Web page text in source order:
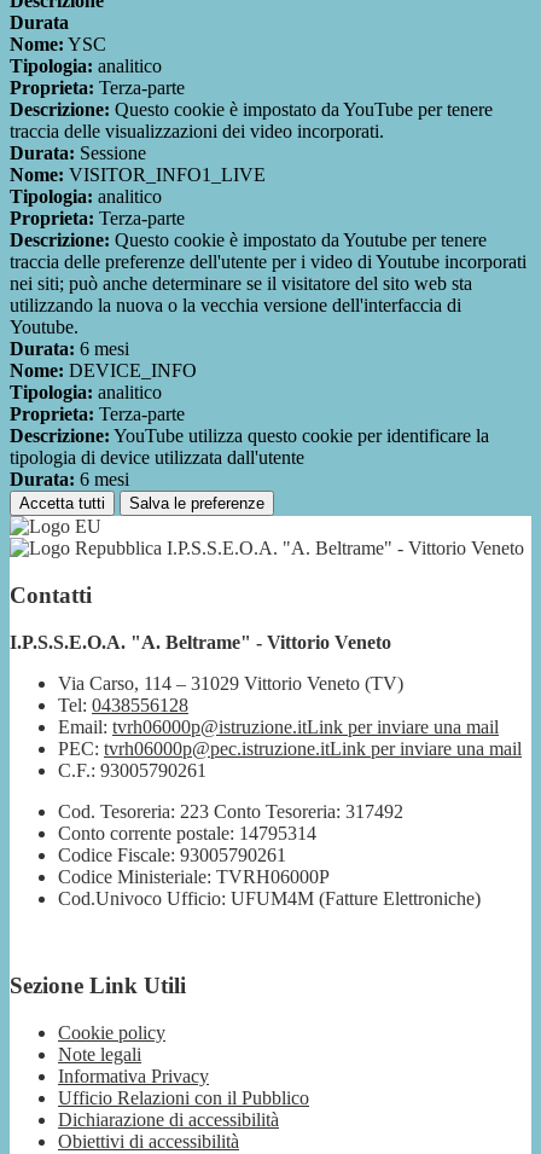
Durata
Nome: YSC
Tipologia: analitico
Proprieta: Terza-parte
Descrizione: Questo cookie è impostato da YouTube per tenere
traccia delle visualizzazioni dei video incorporati.
Durata: Sessione
Nome: VISITOR_INFO1_LIVE
Tipologia: analitico
Proprieta: Terza-parte
Descrizione: Questo cookie è impostato da Youtube per tenere
traccia delle preferenze dell'utente per i video di Youtube incorporati
nei siti; può anche determinare se il visitatore del sito web sta
utilizzando la nuova o la vecchia versione dell'interfaccia di
Youtube.
Durata: 6 mesi
Nome: DEVICE_INFO
Tipologia: analitico
Proprieta: Terza-parte
Descrizione: YouTube utilizza questo cookie per identificare la
tipologia di device utilizzata dall'utente
Durata: 6 mesi
Accetta tutti Salva le preferenze
I.P.S.S.E.O.A. "A. Beltrame" - Vittorio Veneto
Contatti
I.P.S.S.E.O.A. "A. Beltrame" - Vittorio Veneto
Via Carso, 114 – 31029 Vittorio Veneto (TV)
Tel: 0438556128
Email: tvrh06000p@istruzione.itLink per inviare una mail
PEC: tvrh06000p@pec.istruzione.itLink per inviare una mail
C.F.: 93005790261
Cod. Tesoreria: 223 Conto Tesoreria: 317492
Conto corrente postale: 14795314
Codice Fiscale: 93005790261
Codice Ministeriale: TVRH06000P
Cod.Univoco Ufficio: UFUM4M (Fatture Elettroniche)
Sezione Link Utili
Cookie policy
Note legali
Informativa Privacy
Ufficio Relazioni con il Pubblico
Dichiarazione di accessibilità
Obiettivi di accessibilità